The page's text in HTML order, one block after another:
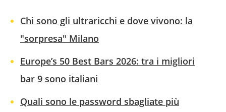
Chi sono gli ultraricchi e dove vivono: la
"sorpresa" Milano
Europe’s 50 Best Bars 2026: tra i migliori
bar 9 sono italiani
Quali sono le password sbagliate più